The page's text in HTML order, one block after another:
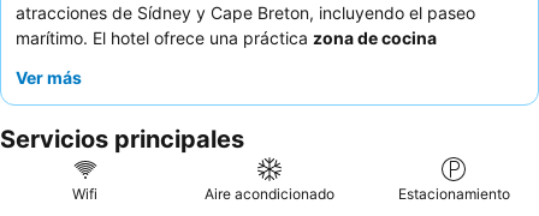
atracciones de Sídney y Cape Breton, incluyendo el paseo
marítimo. El hotel ofrece una práctica zona de cocina
además de lavandería, para los huéspedes que valoran las
alpersonal amable y servicial
de autoservicio gratuitas. Para una experiencia más tranquila,
se recomienda solicitar una habitación que no dé a la calle, ya
Ver más
Servicios principales
Wifi Aire acondicionado Estacionamiento